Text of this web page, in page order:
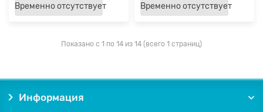
Временно отсутствует Временно отсутствует
Показано с 1 по 14 из 14 (всего 1 страниц)
Информация